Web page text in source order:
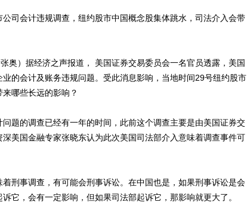
会计违规调查，纽约股市中国概念股集体跳水，司法介入会带
）据经济之声报道， 美国证券交易委员会一名官员透露，美国
的会计及账务违规问题。受此消息影响，当地时间29号纽约股市
哪些长远的影响？
的调查已经有一年的时间，此前这个调查主要是由美国证券交
美国金融专家张晓东认为此次美国司法部介入意味着调查事件可
事调查，有可能会刑事诉讼。在中国也是，如果刑事诉讼是会
它，会有一定影响，但如果司法部起诉它，那影响就更大了。